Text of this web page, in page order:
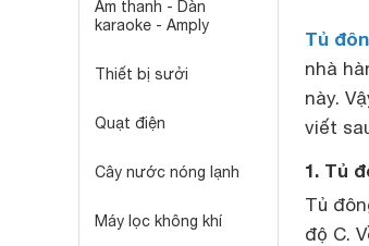
Âm thanh - Dàn
karaoke - Amply
Thiết bị sưởi
Quạt điện
Cây nước nóng lạnh
Máy lọc không khí
Tủ
nhà
này.
viết
1. Tủ
Tủ
độ C.